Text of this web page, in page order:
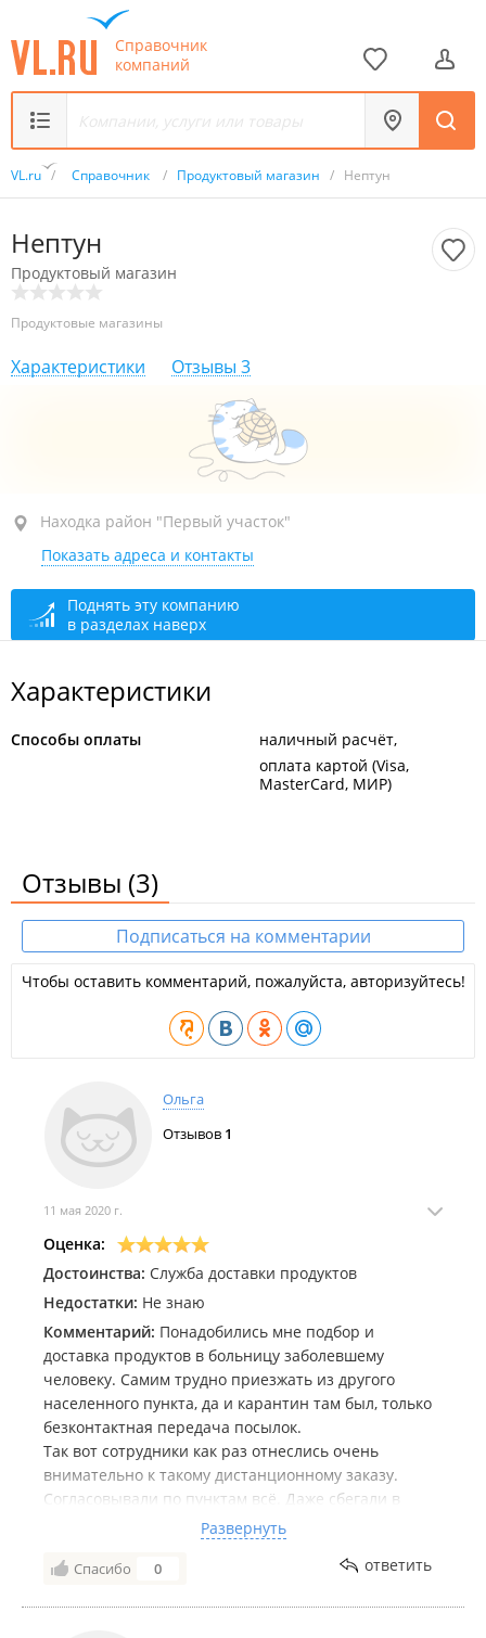
Справочник
компаний
VL.ru / Справочник / Продуктовый магазин / Нептун
Нептун
Продуктовый магазин
Продуктовые магазины
Характеристики Отзывы 3
Находка, район "Первый участок", ул. Арсеньева, 1А
1-й этаж
открыто: 08:00–22:00
Находка район "Первый участок"
Показать адреса и контакты
Поднять эту компанию
в разделах наверх
Характеристики
Способы оплаты
наличный расчёт
оплата картой (Visa,
MasterCard, МИР)
Отзывы (3)
Подписаться на комментарии
Чтобы оставить комментарий, пожалуйста, авторизуйтесь!
Ольга
Отзывов 1
11 мая 2020 г.
Оценка:
Достоинства: Служба доставки продуктов
Недостатки: Не знаю
Комментарий: Понадобились мне подбор и
доставка продуктов в больницу заболевшему
человеку. Самим трудно приезжать из другого
населенного пункта, да и карантин там был, только
безконтактная передача посылок.
Так вот сотрудники как раз отнеслись очень
внимательно к такому дистанционному заказу.
Согласовывали по пунктам всё. Даже сбегали в
соседний магазин за ручками шариковыми
(рисовать хотел заболевший).
И доставили заказ точно по времени.
Развернуть
Спасибо 0 ответить